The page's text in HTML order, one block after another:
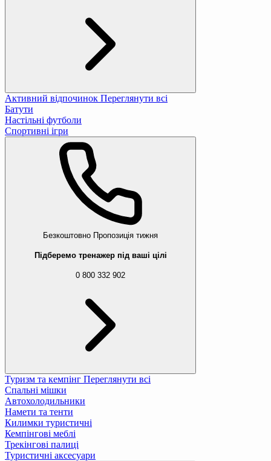
Активний відпочинок Переглянути всі
Батути
Настільні футболи
Спортивні ігри
Безкоштовно Пропозиція тижня
Підберемо тренажер під ваші цілі
0 800 332 902
Туризм та кемпінг Переглянути всі
Спальні мішки
Автохолодильники
Намети та тенти
Килимки туристичні
Кемпінгові меблі
Трекінгові палиці
Туристичні аксесуари